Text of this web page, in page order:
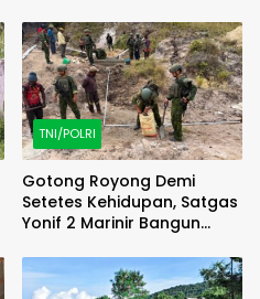
Patroli
TNI/POLRI
Gotong Royong Demi
Setetes Kehidupan, Satgas
Yonif 2 Marinir Bangun
Masyarakat Pasir Putih